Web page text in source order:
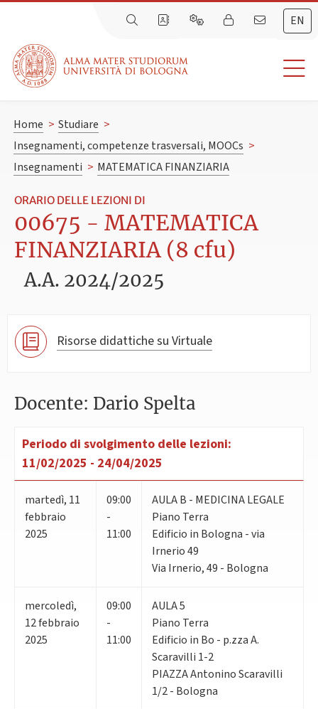
EN
Home > Studiare >
Insegnamenti, competenze trasversali, MOOCs >
Insegnamenti > MATEMATICA FINANZIARIA
ORARIO DELLE LEZIONI DI
00675 - MATEMATICA
FINANZIARIA (8 cfu)
A.A. 2024/2025
Risorse didattiche su Virtuale
Docente: Dario Spelta
Periodo di svolgimento delle lezioni:
11/02/2025 - 24/04/2025
martedì, 11
febbraio
2025
09:00
-
11:00
AULA B - MEDICINA LEGALE
Piano Terra
Edificio in Bologna - via
Irnerio 49
Via Irnerio, 49 - Bologna
mercoledì,
12febbraio
2025
09:00
-
11:00
AULA 5
Piano Terra
Edificio in Bo - p.zza A.
Scaravilli 1-2
PIAZZA Antonino Scaravilli
1/2 - Bologna